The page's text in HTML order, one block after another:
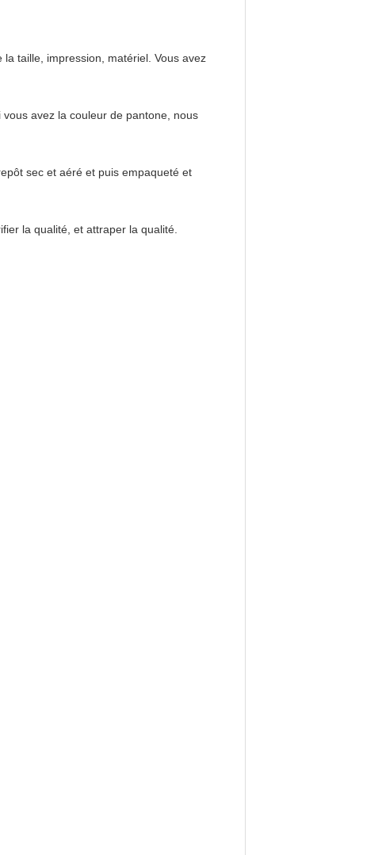
taille, impression, matériel. Vous avez
avez la couleur de pantone, nous
sec et aéré et puis empaqueté et
la qualité, et attraper la qualité.